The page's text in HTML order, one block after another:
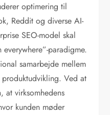
optimering til
Reddit og diverse AI-
SEO-model skal
everywhere”-paradigme.
samarbejde mellem
Ved at
at virksomhedens
kunden møder